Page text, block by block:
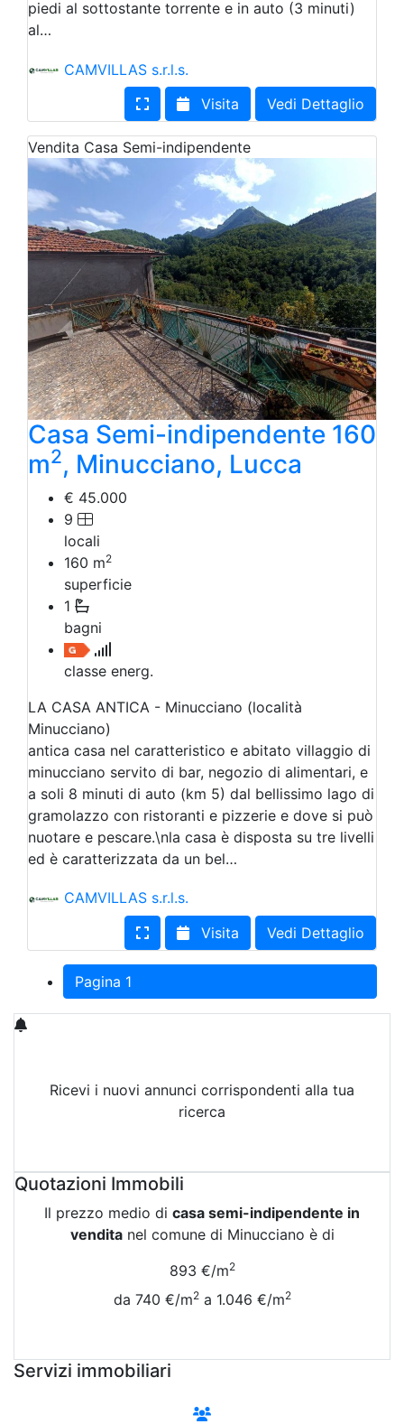
piedi al sottostante torrente e in auto (3 minuti)
al…
CAMVILLAS s.r.l.s.
Visita
Vedi Dettaglio
Vendita Casa Semi-indipendente
Casa Semi-indipendente 160
m2, Minucciano, Lucca
€ 45.000
9
locali
160 m2
superficie
1
bagni
classe energ.
LA CASA ANTICA - Minucciano (località
Minucciano)
antica casa nel caratteristico e abitato villaggio di
minucciano servito di bar, negozio di alimentari, e
a soli 8 minuti di auto (km 5) dal bellissimo lago di
gramolazzo con ristoranti e pizzerie e dove si può
nuotare e pescare.\nla casa è disposta su tre livelli
ed è caratterizzata da un bel…
CAMVILLAS s.r.l.s.
Visita
Vedi Dettaglio
Pagina 1
Ricevi i nuovi annunci corrispondenti alla tua
ricerca
Quotazioni Immobili
Il prezzo medio di casa semi-indipendente in
venditanel comune di Minucciano è di
893 €/m2
da 740 €/m2a 1.046 €/m2
Servizi immobiliari